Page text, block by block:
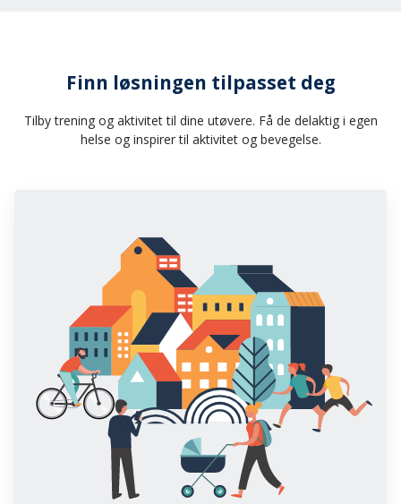
Finn løsningen tilpasset deg
Tilby trening og aktivitet til dine utøvere. Få de delaktig i egen
helse og inspirer til aktivitet og bevegelse.